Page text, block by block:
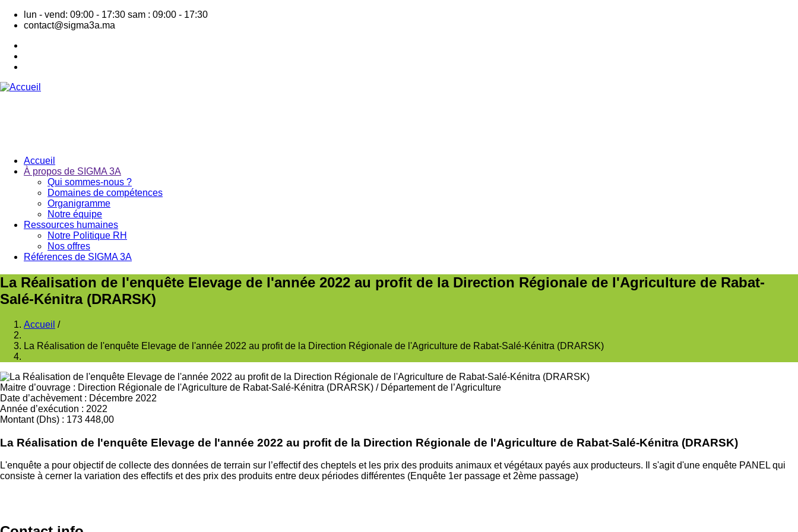
Aller
principal
lun - vend: 09:00 - 17:30 sam : 09:00 - 17:30
contact@sigma3a.ma
Navigation
principale
Accueil
À propos de SIGMA 3A
Qui sommes-nous ?
Domaines de compétences
Organigramme
Notre équipe
Ressources humaines
Notre Politique RH
Nos offres
Références de SIGMA 3A
La Réalisation de l'enquête Elevage de l'année 2022 au profit de la Direction Régionale de l'Agriculture de Rabat-
Salé-Kénitra (DRARSK)
Fil
d'Ariane
Accueil /
La Réalisation de l'enquête Elevage de l'année 2022 au profit de la Direction Régionale de l'Agriculture de Rabat-Salé-Kénitra (DRARSK)
Maitre d’ouvrage : Direction Régionale de l'Agriculture de Rabat-Salé-Kénitra (DRARSK) / Département de l’Agriculture
Date d’achèvement : Décembre 2022
Année d’exécution : 2022
Montant (Dhs) : 173 448,00
La Réalisation de l'enquête Elevage de l'année 2022 au profit de la Direction Régionale de l'Agriculture de Rabat-Salé-Kénitra (DRARSK)
L'enquête a pour objectif de collecte des données de terrain sur l’effectif des cheptels et les prix des produits animaux et végétaux payés aux producteurs. Il s'agit d'une enquête PANEL qui
consiste à cerner la variation des effectifs et des prix des produits entre deux périodes différentes (Enquête 1er passage et 2ème passage)